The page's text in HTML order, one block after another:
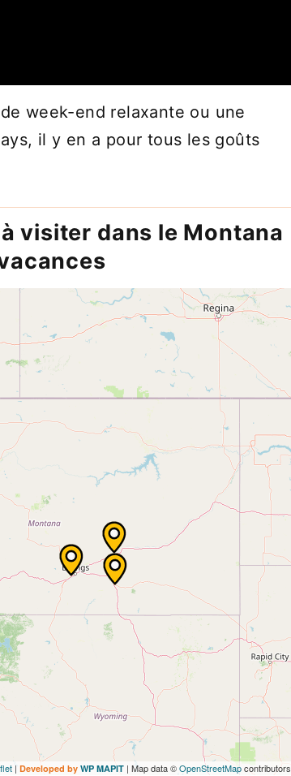
week-end relaxante ou une
il y en a pour tous les goûts
visiter dans le Montana
| Developed by WP MAPIT | Map data ©OpenStreetMapcontributors